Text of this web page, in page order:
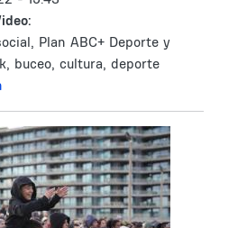
Plan ABC+ Deporte y
buceo, cultura, deporte